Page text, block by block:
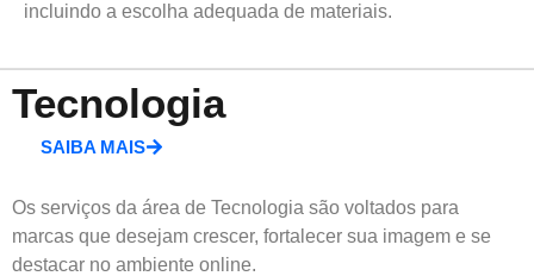
incluindo a escolha adequada de materiais.
Tecnologia
SAIBA MAIS
Os serviços da área de Tecnologia são voltados para
marcas que desejam crescer, fortalecer sua imagem e se
destacar no ambiente online.